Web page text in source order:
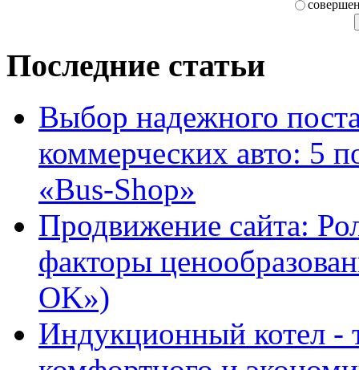
Последние статьи
Выбор надежного
коммерческих авто: 5
«Bus-Shop»
Продвижение сайта:
факторы
OK»)
Индукционный котел -